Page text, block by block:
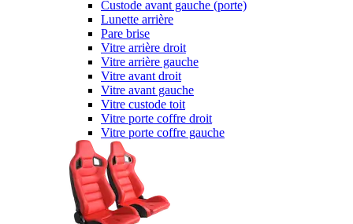
Custode avant gauche (porte)
Lunette arrière
Pare brise
Vitre arrière droit
Vitre arrière gauche
Vitre avant droit
Vitre avant gauche
Vitre custode toit
Vitre porte coffre droit
Vitre porte coffre gauche